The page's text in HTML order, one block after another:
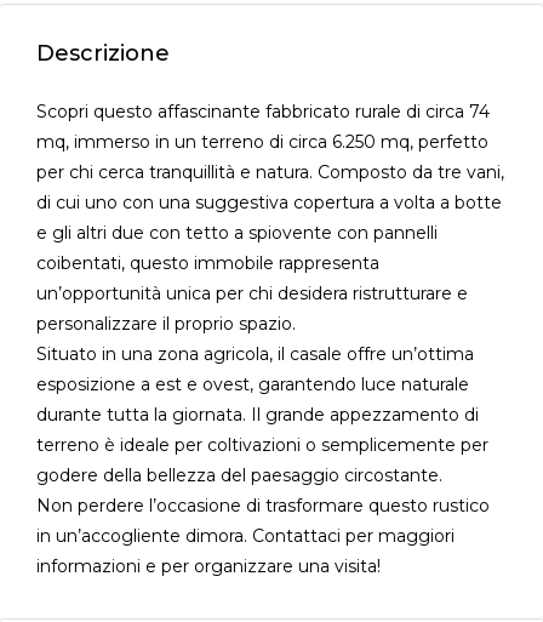
Descrizione
Scopri questo affascinante fabbricato rurale di circa 74
mq, immerso in un terreno di circa 6.250 mq, perfetto
per chi cerca tranquillità e natura. Composto da tre vani,
di cui uno con una suggestiva copertura a volta a botte
e gli altri due con tetto a spiovente con pannelli
coibentati, questo immobile rappresenta
un’opportunità unica per chi desidera ristrutturare e
personalizzare il proprio spazio.
Situato in una zona agricola, il casale offre un’ottima
esposizione a est e ovest, garantendo luce naturale
durante tutta la giornata. Il grande appezzamento di
terreno è ideale per coltivazioni o semplicemente per
godere della bellezza del paesaggio circostante.
Non perdere l’occasione di trasformare questo rustico
in un’accogliente dimora. Contattaci per maggiori
informazioni e per organizzare una visita!